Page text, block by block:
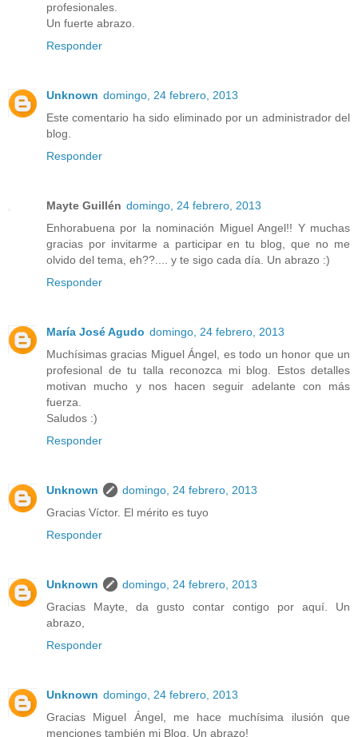
profesionales.
Un fuerte abrazo.
Responder
Unknown domingo, 24 febrero, 2013
Este comentario ha sido eliminado por un administrador del
blog.
Responder
Mayte Guillén domingo, 24 febrero, 2013
Enhorabuena por la nominación Miguel Angel!! Y muchas
gracias por invitarme a participar en tu blog, que no me
olvido del tema, eh??.... y te sigo cada día. Un abrazo :)
Responder
María José Agudo domingo, 24 febrero, 2013
Muchísimas gracias Miguel Ángel, es todo un honor que un
profesional de tu talla reconozca mi blog. Estos detalles
motivan mucho y nos hacen seguir adelante con más
fuerza.
Saludos :)
Responder
Unknown
domingo, 24 febrero, 2013
Gracias Víctor. El mérito es tuyo
Responder
Unknown
domingo, 24 febrero, 2013
Gracias Mayte, da gusto contar contigo por aquí. Un
abrazo,
Responder
Unknown domingo, 24 febrero, 2013
Gracias Miguel Ángel, me hace muchísima ilusión que
menciones también mi Blog. Un abrazo!